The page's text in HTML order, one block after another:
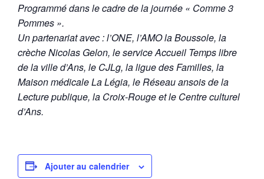
Programmé dans le cadre de la journée « Comme 3
Pommes ».
Un partenariat avec : l’ONE, l’AMO la Boussole, la
crèche Nicolas Gelon, le service Accueil Temps libre
de la ville d’Ans, le CJLg, la ligue des Familles, la
Maison médicale La Légia, le Réseau ansois de la
Lecture publique, la Croix-Rouge et le Centre culturel
d’Ans.
Ajouter au calendrier